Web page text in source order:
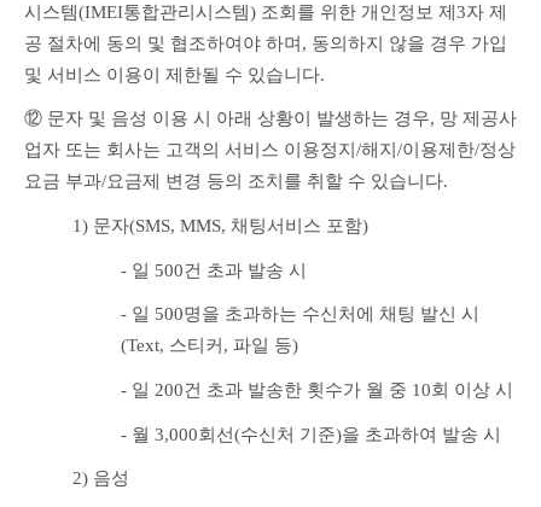
시스템(IMEI통합관리시스템) 조회를 위한 개인정보 제3자 제
공 절차에 동의 및 협조하여야 하며, 동의하지 않을 경우 가입
및 서비스 이용이 제한될 수 있습니다.
⑫ 문자 및 음성 이용 시 아래 상황이 발생하는 경우, 망 제공사
업자 또는 회사는 고객의 서비스 이용정지/해지/이용제한/정상
요금 부과/요금제 변경 등의 조치를 취할 수 있습니다.
1) 문자(SMS, MMS, 채팅서비스 포함)
- 일 500건 초과 발송 시
- 일 500명을 초과하는 수신처에 채팅 발신 시
(Text, 스티커, 파일 등)
- 일 200건 초과 발송한 횟수가 월 중 10회 이상 시
- 월 3,000회선(수신처 기준)을 초과하여 발송 시
2) 음성